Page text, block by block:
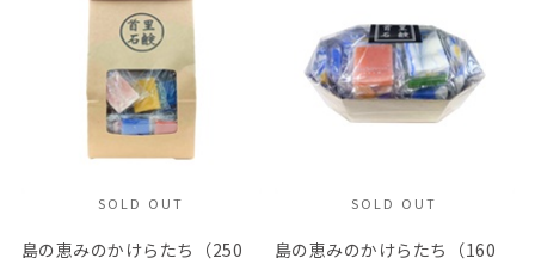
SOLD OUT
島の恵みのかけらたち（250
SOLD OUT
島の恵みのかけらたち（160